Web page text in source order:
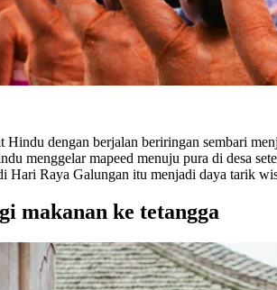
dengan berjalan beriringan sembari
menggelar mapeed menuju pura di desa
Hari Raya Galungan itu menjadi daya tarik
makanan ke tetangga